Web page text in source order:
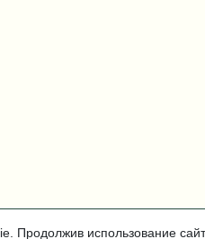
Продолжив использование